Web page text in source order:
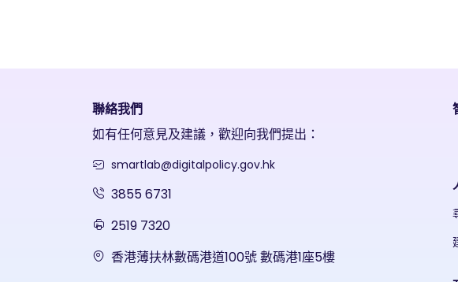
聯絡我們
如有任何意見及建議，歡迎向我們提出：
smartlab@digitalpolicy.gov.hk
3855 6731
2519 7320
香港薄扶林數碼港道100號 數碼港1座5樓